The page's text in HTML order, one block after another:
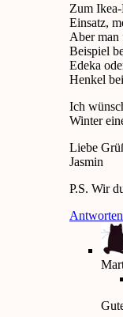
Zum
Einsatz,
Aber man
Beispiel
Edeka
Henkel
Ich
Winter
Liebe
Jasmin
P.S. Wir
Antworten